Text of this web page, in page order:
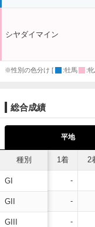
シヤダイマイン
※性別の色分け [ :牡馬 :
総合成績
平地
種別
GI
GII
GIII
1着 2
-
-
-